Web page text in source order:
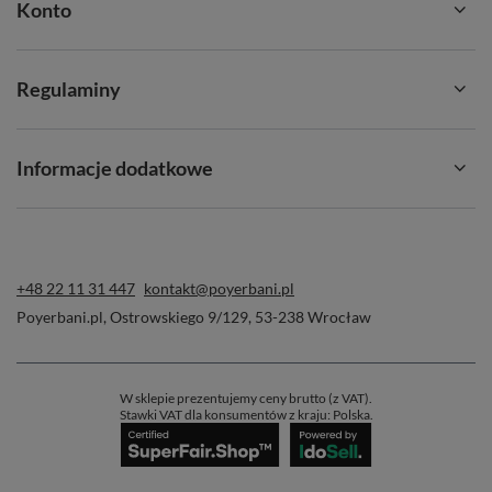
Konto
Regulaminy
Informacje dodatkowe
+48 22 11 31 447 kontakt@poyerbani.pl
Poyerbani.pl, Ostrowskiego 9/129, 53-238Wrocław
W sklepie prezentujemy ceny brutto (z VAT).
Stawki VAT dla konsumentów z kraju: Polska.